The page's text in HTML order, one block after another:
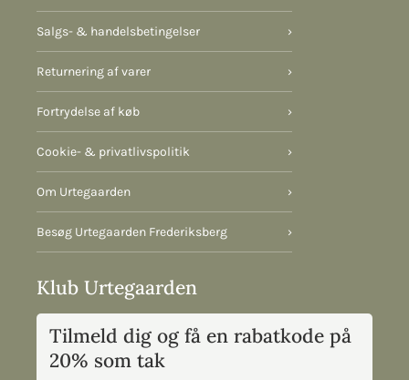
Salgs- & handelsbetingelser ›
Returnering af varer ›
Fortrydelse af køb ›
Cookie- & privatlivspolitik ›
Om Urtegaarden ›
Besøg Urtegaarden Frederiksberg ›
Klub Urtegaarden
Tilmeld dig og få en rabatkode på
20% som tak